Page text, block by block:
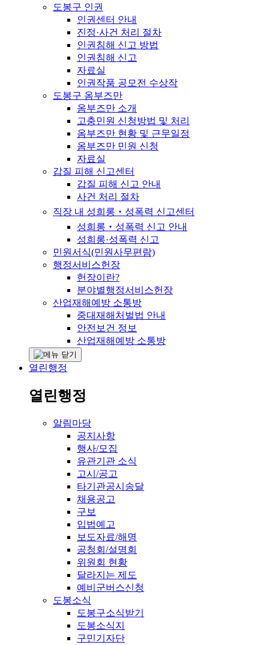
도봉구 인권
인권센터 안내
진정·사건 처리 절차
인권침해 신고 방법
인권침해 신고
자료실
인권작품 공모전 수상작
도봉구 옴부즈만
옴부즈만 소개
고충민원 신청방법 및 처리
옴부즈만 현황 및 근무일정
옴부즈만 민원 신청
자료실
갑질 피해 신고센터
갑질 피해 신고 안내
사건 처리 절차
직장 내 성희롱‧성폭력 신고센터
성희롱‧성폭력 신고 안내
성희롱·성폭력 신고
민원서식(민원사무편람)
행정서비스헌장
헌장이란?
분야별행정서비스헌장
산업재해예방 소통방
중대재해처벌법 안내
안전보건 정보
산업재해예방 소통방
열린행정
열린행정
알림마당
공지사항
행사/모집
유관기관 소식
고시/공고
타기관공시송달
채용공고
구보
입법예고
보도자료/해명
공청회/설명회
위원회 현황
달라지는 제도
예비군버스신청
도봉소식
도봉구소식받기
도봉소식지
구민기자단